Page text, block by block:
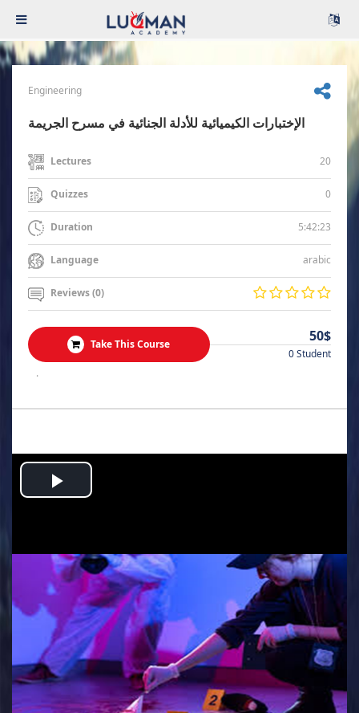
Engineering
الإختبارات الكيميائية للأدلة الجنائية في مسرح الجريمة
Lectures 20
Quizzes 0
Duration 5:42:23
Language arabic
Reviews (0)
Take This Course 50$
0 Student
.
Play